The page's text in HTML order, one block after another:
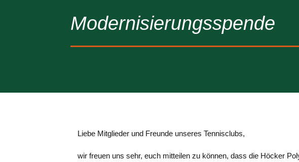
Modernisierungsspende
Liebe Mitglieder und Freunde unseres Tennisclubs,
wir freuen uns sehr, euch mitteilen zu können, dass die Höcker